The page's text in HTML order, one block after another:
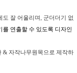
잘 어울리며, 군더더기 없
연출할 수 있도록 디자인
& 자작나무원목으로 제작하